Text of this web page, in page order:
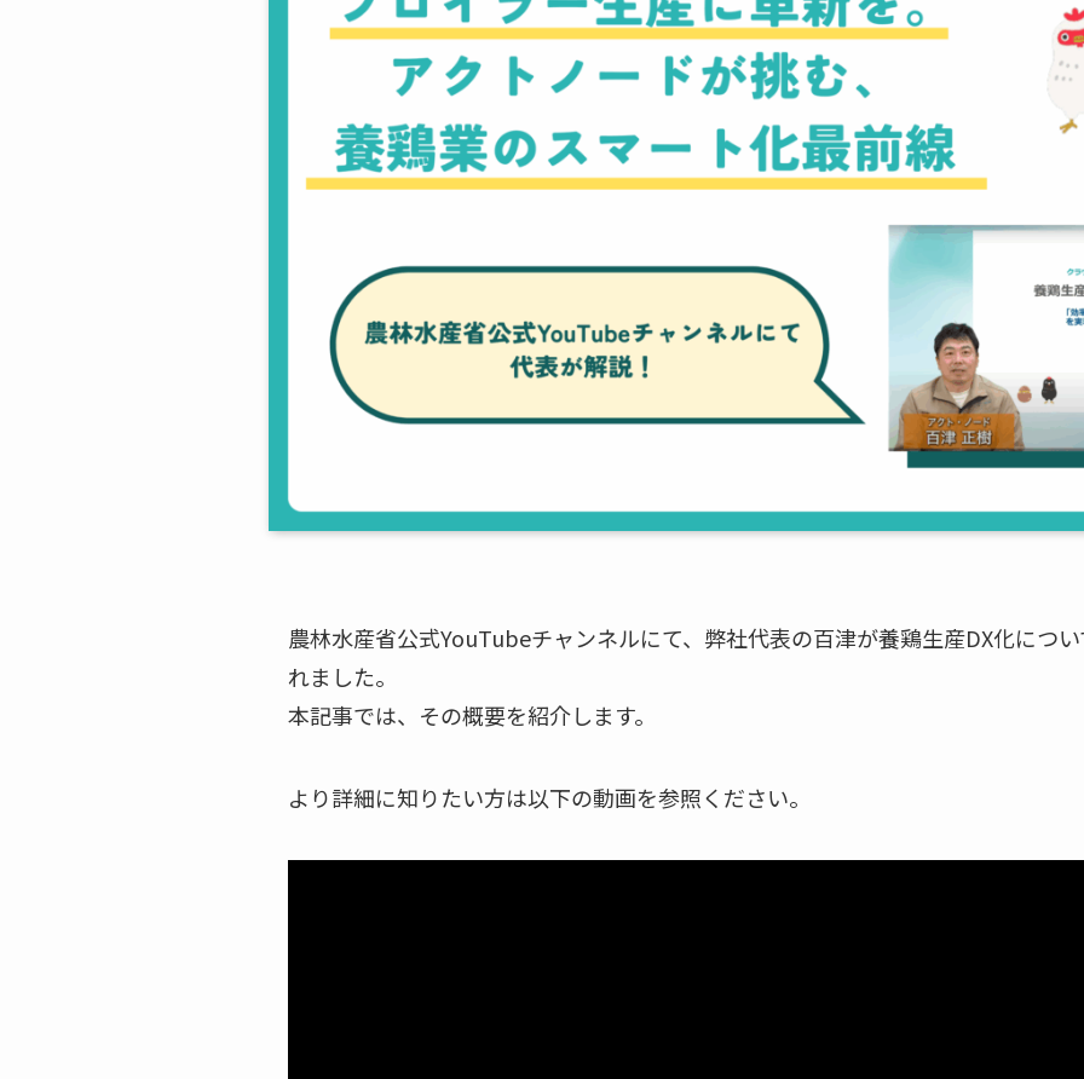
農林水産省公式YouTubeチャンネルにて、弊社代表の百津が養鶏生産DX化につ
れました。
本記事では、その概要を紹介します。
より詳細に知りたい方は以下の動画を参照ください。